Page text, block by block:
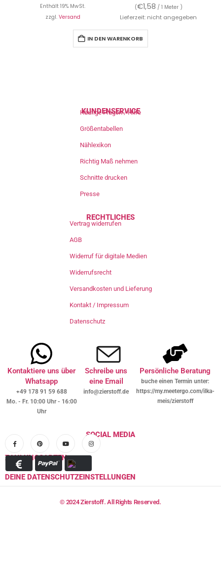
Enthält 19% MwSt. (€1,58 / 1 Meter )
zzgl. Versand Lieferzeit: nicht angegeben
IN DEN WARENKORB
KUNDENSERVICE
Häufige Fragen / Hilfe
Größentabellen
Nählexikon
Richtig Maß nehmen
Schnitte drucken
Presse
RECHTLICHES
Vertrag widerrufen
AGB
Widerruf für digitale Medien
Widerrufsrecht
Versandkosten und Lieferung
Kontakt / Impressum
Datenschutz
Kontaktiere uns über
Whatsapp
+49 178 91 59 688
Mo. - Fr. 10:00 Uhr - 16:00
Uhr
Schreibe uns
eine Email
info@zierstoff.de
Persönliche Beratung
buche einen Termin unter:
https://my.meetergo.com/ilka-
meis/zierstoff
SOCIAL MEDIA
ZAHLUNGSARTEN
DEINE DATENSCHUTZEINSTELLUNGEN
© 2024 Zierstoff. All Rights Reserved.